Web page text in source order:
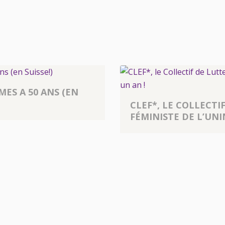
A 50 ANS (EN
CLEF*, LE
FÉMINISTE DE